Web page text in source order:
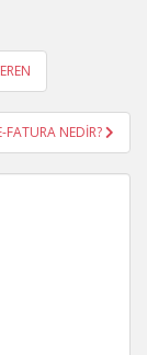
FATURA NEDİR?